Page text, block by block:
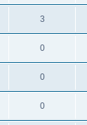
3
0
0
0